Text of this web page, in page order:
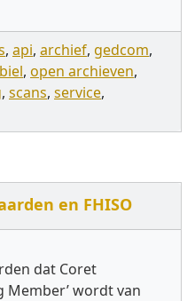
, api, archief, gedcom,
, open archieven,
, scans, service,
en FHISO
dat Coret
Member’ wordt van